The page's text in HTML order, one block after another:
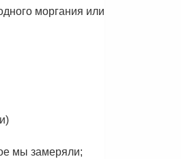
моргания или
мы замеряли;